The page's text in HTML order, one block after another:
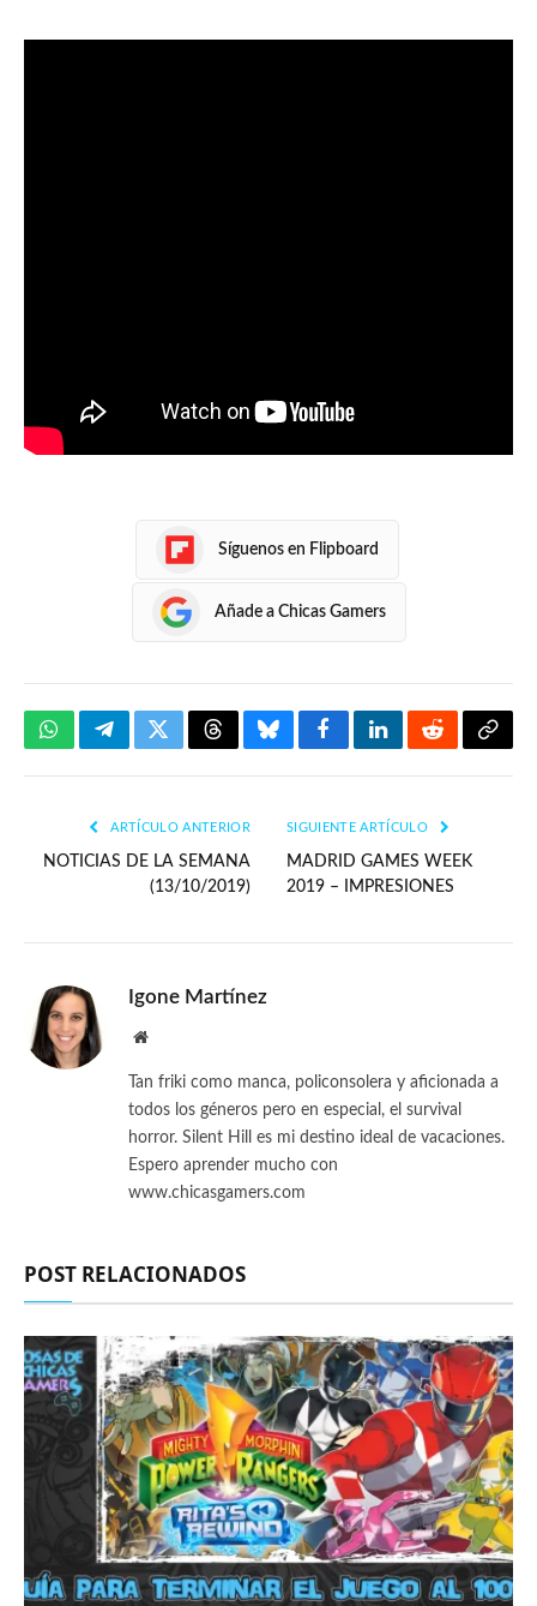
Síguenos en Flipboard
Añade a Chicas Gamers
WhatsAppTelegramTwitterThreadsBlueskyFacebookLinkedInReddit
ARTÍCULO ANTERIOR
NOTICIAS DE LA SEMANA
(13/10/2019)
SIGUIENTE ARTÍCULO
MADRID GAMES WEEK
2019 – IMPRESIONES
Igone Martínez
Website
Tan friki como manca, policonsolera y aficionada a
todos los géneros pero en especial, el survival
horror. Silent Hill es mi destino ideal de vacaciones.
Espero aprender mucho con
www.chicasgamers.com
POST RELACIONADOS